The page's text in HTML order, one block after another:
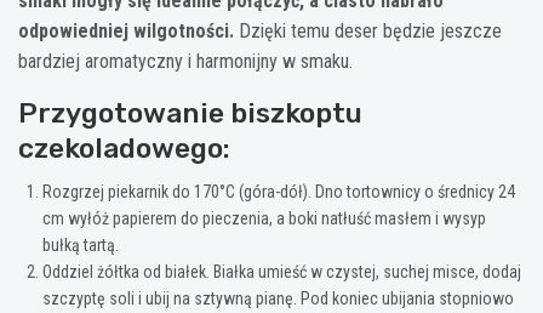
odpowiedniej wilgotności. Dzięki temu deser będzie jeszcze
bardziej aromatyczny i harmonijny w smaku.
Przygotowanie biszkoptu
czekoladowego:
Rozgrzej piekarnik do 170°C (góra-dół). Dno tortownicy o średnicy 24
cm wyłóż papierem do pieczenia, a boki natłuść masłem i wysyp
bułką tartą.
Oddziel żółtka od białek. Białka umieść w czystej, suchej misce, dodaj
szczyptę soli i ubij na sztywną pianę. Pod koniec ubijania stopniowo